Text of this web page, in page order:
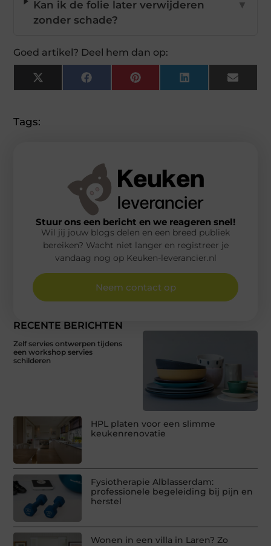
Kan ik de folie later verwijderen
zonder schade?
▼
Goed artikel? Deel hem dan op:
X
(Twitter)
FacebookPinterestLinkedInEmail
Tags:
RECENTE BERICHTEN
Zelf servies ontwerpen tijdens
een workshop servies
schilderen
HPL platen voor een slimme
keukenrenovatie
Fysiotherapie Alblasserdam:
professionele begeleiding bij pijn en
herstel
Wonen in een villa in Laren? Zo
Stuur ons een bericht en we reageren snel!
Wil jij jouw blogs delen en een breed publiek
bereiken? Wacht niet langer en registreer je
vandaag nog op Keuken-leverancier.nl
Neem contact op